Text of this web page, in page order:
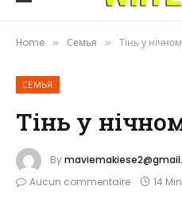
Home » Семья » Тінь у
СЕМЬЯ
Тінь у
By
Aucun commentaire
14